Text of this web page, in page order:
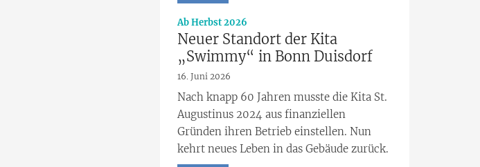
Ab Herbst 2026
Neuer Standort der Kita
„Swimmy“ in Bonn Duisdorf
16. Juni 2026
Nach knapp 60 Jahren musste die Kita St.
Augustinus 2024 aus finanziellen
Gründen ihren Betrieb einstellen. Nun
kehrt neues Leben in das Gebäude zurück.